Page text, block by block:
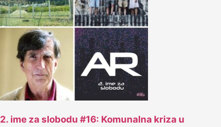
2. ime za slobodu #16: Komunalna kriza u